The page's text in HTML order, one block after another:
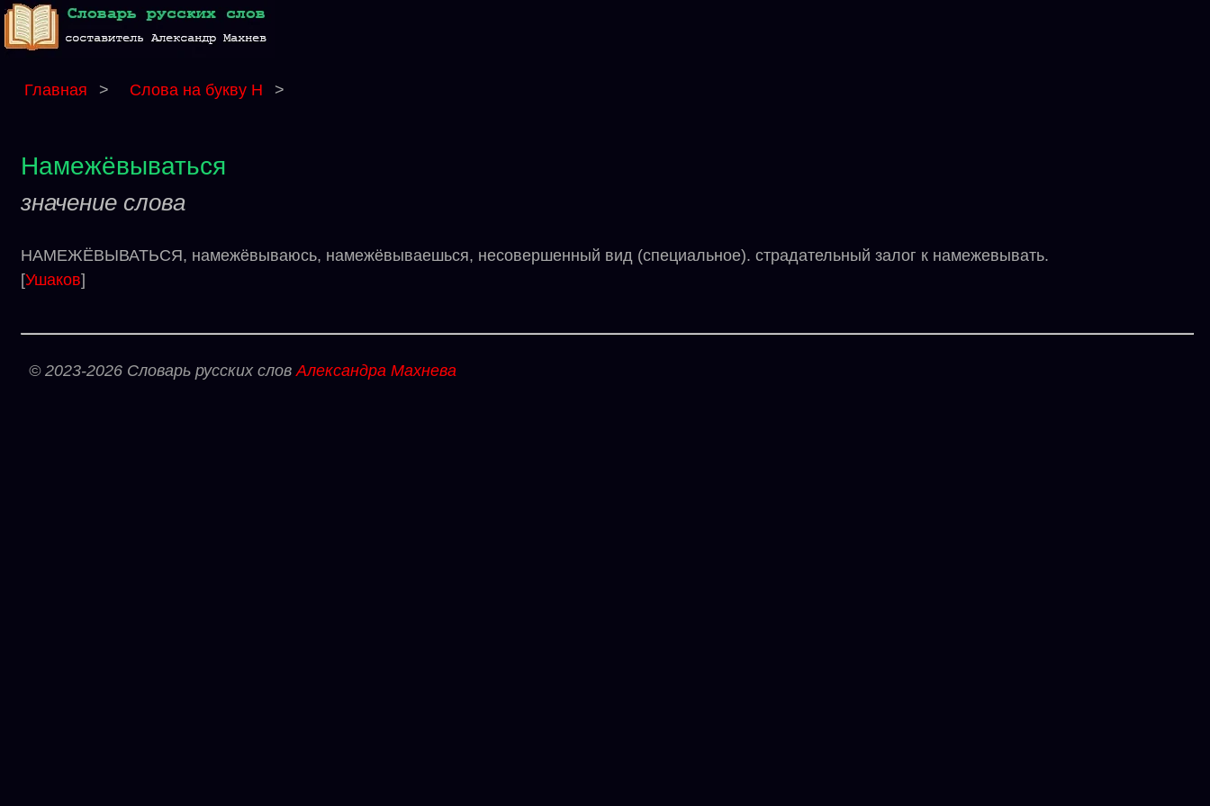
Главная > Слова на букву Н >
Намежёвываться
значение слова
НАМЕЖЁВЫВАТЬСЯ, намежёвываюсь, намежёвываешься, несовершенный вид (специальное). страдательный залог к намежевывать.
[Ушаков]
© 2023-2026 Словарь русских словАлександра Махнева